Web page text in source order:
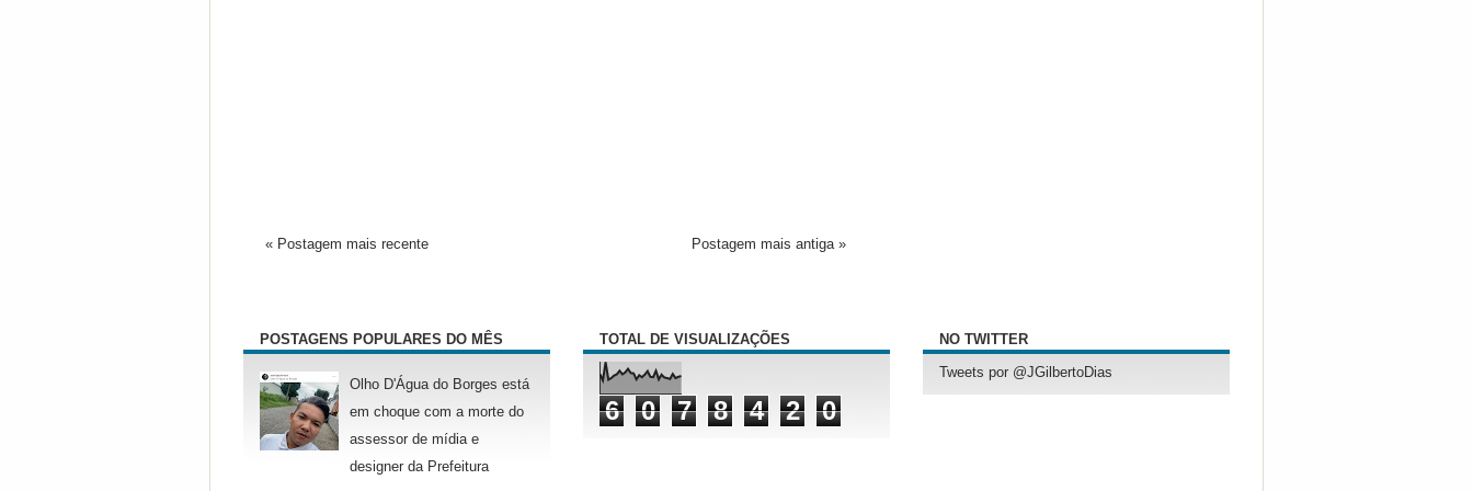
« Postagem mais recente Postagem mais antiga »
POSTAGENS POPULARES DO MÊS
Olho D'Água do Borges está
em choque com a morte do
assessor de mídia e
designer da Prefeitura
TOTAL DE VISUALIZAÇÕES
6 0 7 8 4 2 0
NO TWITTER
Tweets por @JGilbertoDias